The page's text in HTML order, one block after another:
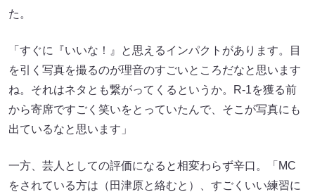
た。
「すぐに『いいな！』と思えるインパクトがあります。目
を引く写真を撮るのが理音のすごいところだなと思います
ね。それはネタとも繋がってくるというか。R-1を獲る前
から寄席ですごく笑いをとっていたんで、そこが写真にも
出ているなと思います」
一方、芸人としての評価になると相変わらず辛口。「MC
をされている方は（田津原と絡むと）、すごくいい練習に